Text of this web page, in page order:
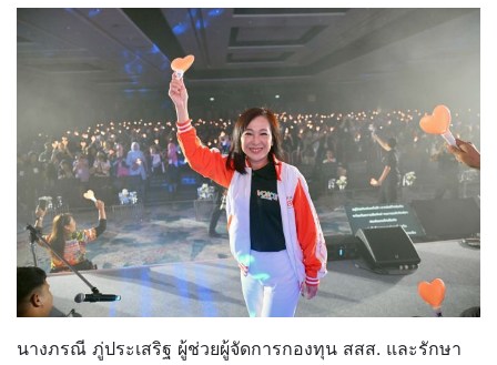
นางภรณี ภู่ประเสริฐ ผู้ช่วยผู้จัดการกองทุน สสส. และรักษา